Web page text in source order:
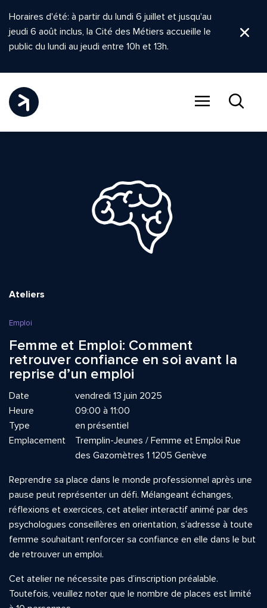
Horaires d'été: à partir du lundi 6 juillet et jusqu'au
jeudi 6 août inclus, la Cité des Métiers accueille le
public du lundi au jeudi entre 10h et 13h.
Ateliers
Emploi
Femme et Emploi: Comment
retrouver confiance en soi avant la
reprise d’un emploi
Date
vendredi 13 juin 2025
Heure
09:00 à 11:00
Type
en présentiel
Emplacement
Tremplin-Jeunes / Femme et Emploi Rue
des Gazomètres 1 1205 Genève
Reprendre sa place dans le monde professionnel après une
pause peut représenter un défi. Mélangeant échanges,
réflexions et exercices, cet atelier interactif animé par des
psychologues conseillères en orientation, s’adresse à toute
femme souhaitant renforcer sa confiance en elle dans le but
de retrouver un emploi.
Cet atelier ne nécessite pas d’inscription préalable.
Toutefois, veuillez noter que le nombre de places est limité